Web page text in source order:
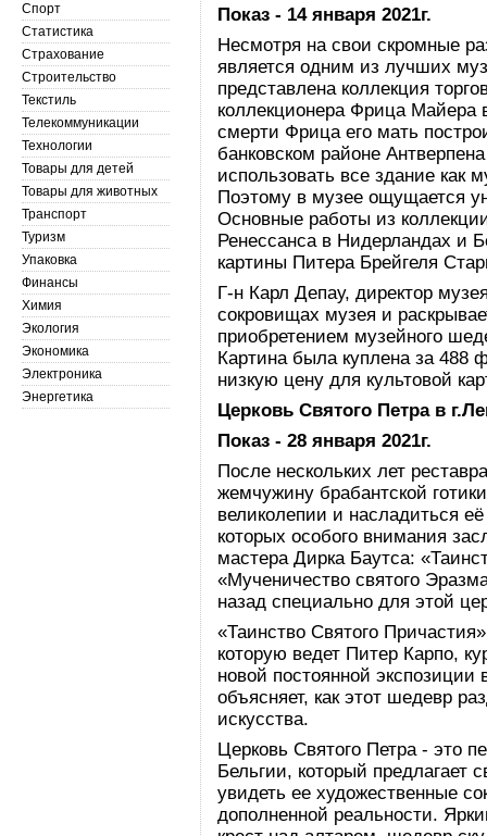
Показ - 14 января 2021г.
Несмотря на свои скромные
является одним из лучших
представлена коллекция
коллекционера Фрица Майера
смерти Фрица его мать
банковском районе
использовать все здание как
Поэтому в музее ощущается
Основные работы из
Ренессанса в Нидерландах и
картины Питера Брейгеля
Г-н Карл Депау, директор
сокровищах музея и
приобретением музейного
Картина была куплена за 488
низкую цену для культовой
Церковь Святого Петра в
Показ - 28 января 2021г.
После нескольких лет
жемчужину брабантской
великолепии и насладиться
которых особого внимания
мастера Дирка Баутса:
«Мученичество святого
назад специально для этой
«Таинство Святого
которую ведет Питер Карпо,
новой постоянной экспозиции
объясняет, как этот шедевр
искусства.
Церковь Святого Петра - это
Бельгии, который предлагает
увидеть ее художественные
дополненной реальности.
Спорт
Статистика
Страхование
Строительство
Текстиль
Телекоммуникации
Технологии
Товары для детей
Товары для животных
Транспорт
Туризм
Упаковка
Финансы
Химия
Экология
Экономика
Электроника
Энергетика